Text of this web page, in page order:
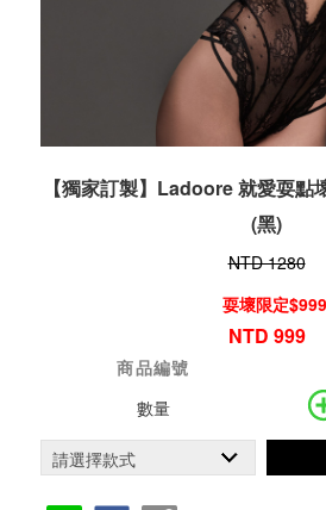
【獨家訂製】Ladoore 就愛耍點
(黑)
NTD 1280
耍壞限定$999
NTD 999
商品編號
數量